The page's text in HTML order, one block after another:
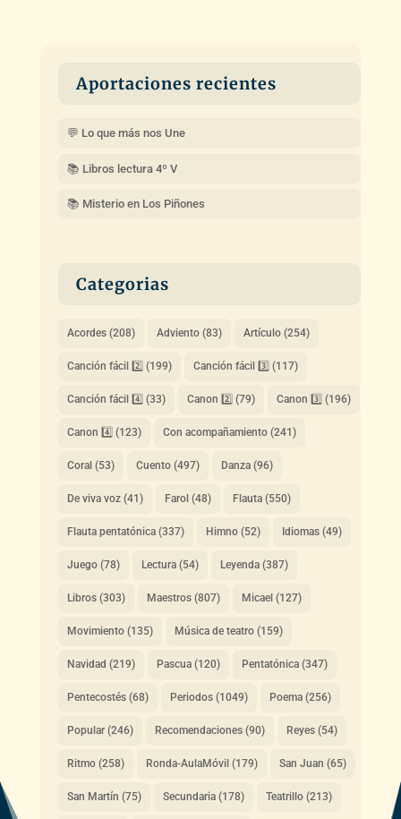
Aportaciones recientes
💬 Lo que más nos Une
📚 Libros lectura 4º V
📚 Misterio en Los Piñones
Categorias
Acordes(208) Adviento(83) Artículo(254)
Canción fácil 2️⃣ (199) Canción fácil 3️⃣ (117)
Canción fácil 4️⃣ (33) Canon 2️⃣ (79) Canon 3️⃣ (196)
Canon 4️⃣ (123) Con acompañamiento(241)
Coral (53) Cuento(497) Danza(96)
De viva voz(41) Farol (48) Flauta(550)
Flauta pentatónica(337) Himno(52) Idiomas(49)
Juego(78) Lectura(54) Leyenda(387)
Libros(303) Maestros(807) Micael (127)
Movimiento(135) Música de teatro(159)
Navidad (219) Pascua(120) Pentatónica(347)
Pentecostés(68) Periodos(1049) Poema(256)
Popular(246) Recomendaciones(90) Reyes(54)
Ritmo(258) Ronda-AulaMóvil (179) San Juan (65)
San Martín (75) Secundaria(178) Teatrillo(213)